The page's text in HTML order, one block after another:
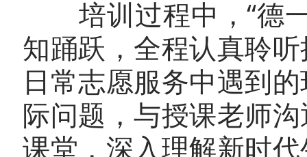
培训过程中，“德一
知踊跃，全程认真聆
日常志愿服务中遇到
际问题，与授课老师
课堂，深入理解新时